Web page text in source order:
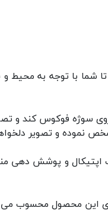
شما با توجه به محیط
سوژه فوکوس کند و
نموده و تصویر
اپتیکال و پوشش دهی
های این محصول محسوب